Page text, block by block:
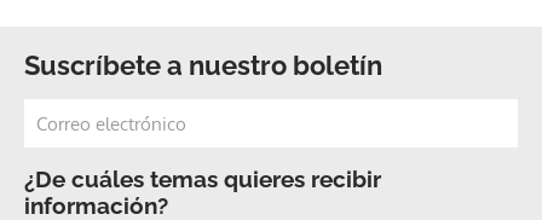
Suscríbete a nuestro boletín
¿De cuáles temas quieres recibir
información?